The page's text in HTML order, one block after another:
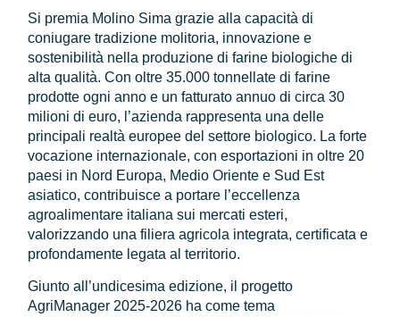
Si premia Molino Sima grazie alla capacità di
coniugare tradizione molitoria, innovazione e
sostenibilità nella produzione di farine biologiche di
alta qualità. Con oltre 35.000 tonnellate di farine
prodotte ogni anno e un fatturato annuo di circa 30
milioni di euro, l’azienda rappresenta una delle
principali realtà europee del settore biologico. La forte
vocazione internazionale, con esportazioni in oltre 20
paesi in Nord Europa, Medio Oriente e Sud Est
asiatico, contribuisce a portare l’eccellenza
agroalimentare italiana sui mercati esteri,
valorizzando una filiera agricola integrata, certificata e
profondamente legata al territorio.
Giunto all’undicesima edizione, il progetto
AgriManager 2025-2026 ha come tema